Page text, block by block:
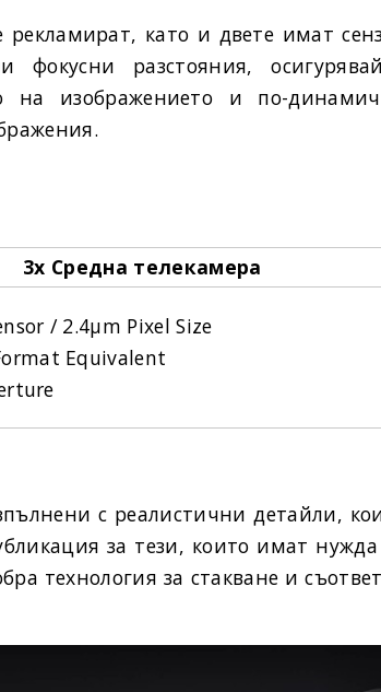
като и двете имат
фокусни разстояния,
на изображението и по-
3x Средна телекамера
/ 2.4μm Pixel Size
Equivalent
с реалистични детайли,
за тези, които имат
технология за стакване и